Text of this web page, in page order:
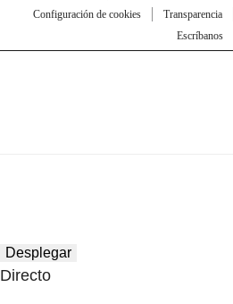
Configuración de cookies
Transparencia
Escríbanos
Desplegar
Directo